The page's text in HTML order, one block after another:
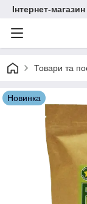
Інтернет-
Товари та
Новинка